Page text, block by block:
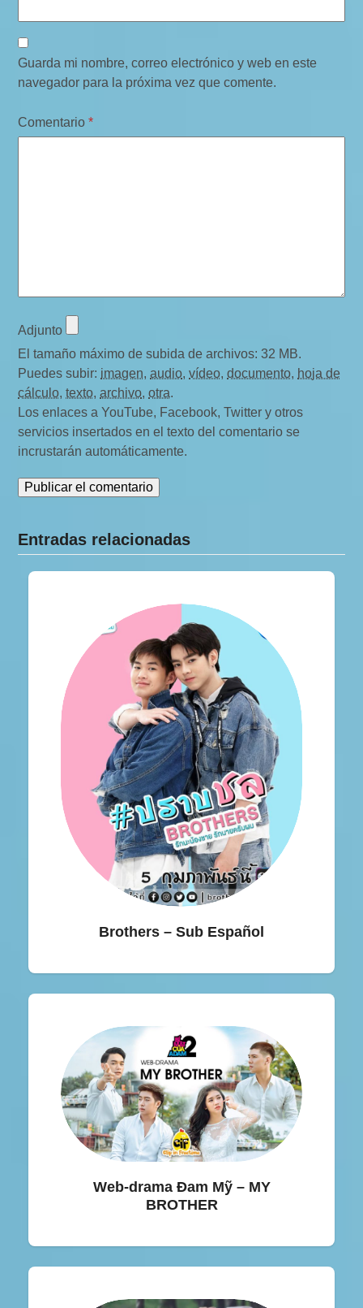
c
o
m
n
Guarda mi nombre, correo electrónico y web en este
navegador para la próxima vez que comente.
Comentario*
Adjunto
El tamaño máximo de subida de archivos: 32 MB.
Puedes subir: imagen,audio,vídeo,documento, hoja de
cálculo,texto,archivo,otra.
Los enlaces a YouTube, Facebook, Twitter y otros
servicios insertados en el texto del comentario se
incrustarán automáticamente.
Entradas relacionadas
Brothers – Sub Español
Web-drama Đam Mỹ – MY
BROTHER